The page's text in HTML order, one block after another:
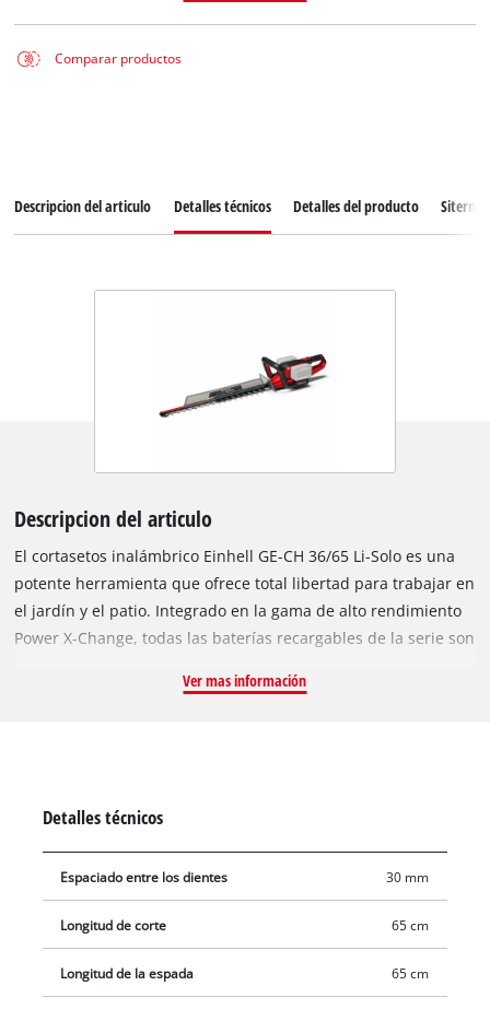
Comparar productos
Descripcion del articulo Detalles técnicos Detalles del producto
Descripcion del articulo
El cortasetos inalámbrico Einhell GE-CH 36/65 Li-Solo es una
potente herramienta que ofrece total libertad para trabajar en
el jardín y el patio. Integrado en la gama de alto rendimiento
Power X-Change, todas las baterías recargables de la serie son
cortasetos inalámbrico funciona con dos baterías de 18 V.
están diseñadas para una larga vida útil. Su mango giratorio y
el mango frontal ergonómico y estilizado con microinterruptor
facilitan su uso. Incluye un práctico recogedor de recortes. El
cuchillas, un protector contra impactos con soporte para
colgar en la pared y una funda protectora para las cuchillas,
que también se incluye para su almacenamiento y transporte.
Ver mas información
Detalles técnicos
Espaciado entre los dientes 30 mm
Longitud de corte 65 cm
Longitud de la espada 65 cm